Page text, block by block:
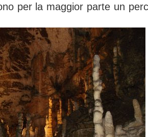
per la maggior parte un